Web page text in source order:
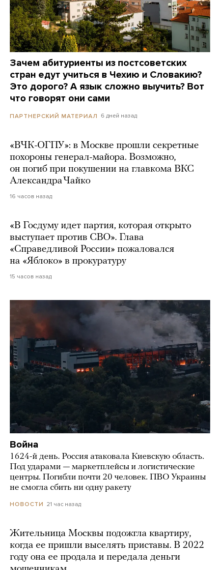
Зачем абитуриенты из постсоветских
стран едут учиться в Чехию и Словакию?
Это дорого? А язык сложно выучить? Вот
что говорят они сами
ПАРТНЕРСКИЙ МАТЕРИАЛ 6 дней назад
«ВЧК-ОГПУ»: в Москве прошли секретные
похороны генерал-майора. Возможно,
он погиб при покушении на главкома ВКС
Александра Чайко
16 часов назад
«В Госдуму идет партия, которая открыто
выступает против СВО». Глава
«Справедливой России» пожаловался
на «Яблоко» в прокуратуру
15 часов назад
Война
1624-й день. Россия атаковала Киевскую область.
Под ударами — маркетплейсы и логистические
центры. Погибли почти 20 человек. ПВО Украины
не смогла сбить ни одну ракету
НОВОСТИ 21 час назад
Жительница Москвы подожгла квартиру,
когда ее пришли выселять приставы. В 2022
году она ее продала и передала деньги